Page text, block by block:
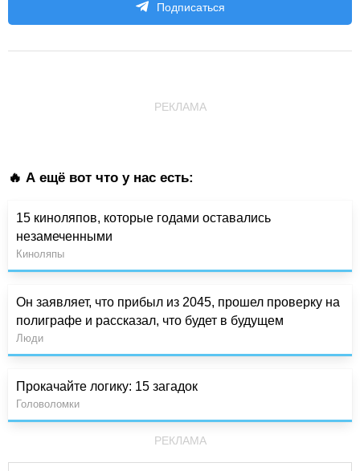
Подписаться
РЕКЛАМА
🔥 А ещё вот что у нас есть:
15 киноляпов, которые годами оставались
незамеченными
Киноляпы
Он заявляет, что прибыл из 2045, прошел проверку на
полиграфе и рассказал, что будет в будущем
Люди
Прокачайте логику: 15 загадок
Головоломки
РЕКЛАМА